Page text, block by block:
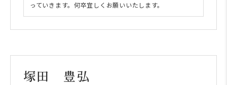
っていきます。何卒宜しくお願いいたします。
塚田 豊弘